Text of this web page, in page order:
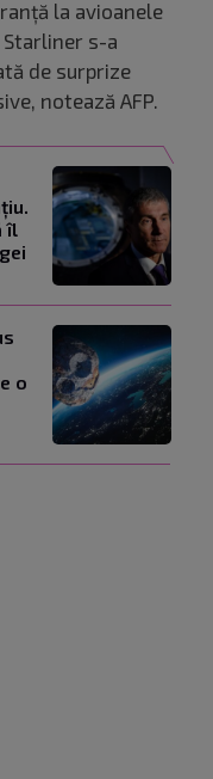
la avioanele
s-a
de surprize
notează AFP.
îl
o